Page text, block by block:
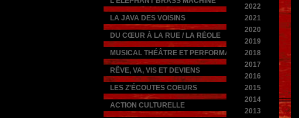
LA JAVA DES VOISINS
DU CŒUR À LA RUE / LA RÉOLE
MUSICAL THÉÂTRE ET PERFORMANCES
RÊVE, VA, VIS ET DEVIENS
LES Z'ÉCOUTES COEURS
ACTION CULTURELLE
2022
2021
2020
2019
2018
2017
2016
2015
2014
2013